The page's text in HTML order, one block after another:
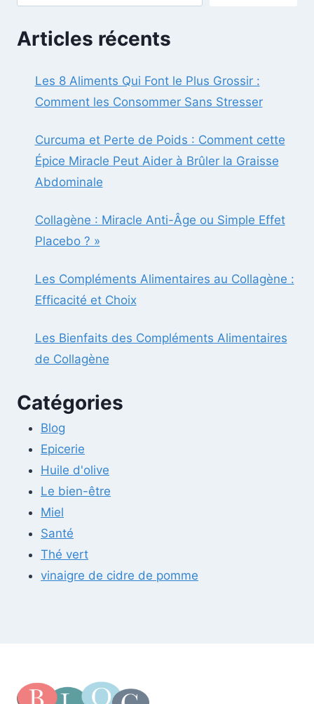
UN
CŒUR
Articles récents
Les 8 Aliments Qui Font le Plus Grossir :
Comment les Consommer Sans Stresser
Curcuma et Perte de Poids : Comment cette
Épice Miracle Peut Aider à Brûler la Graisse
Abdominale
Collagène : Miracle Anti-Âge ou Simple Effet
Placebo ? »
Les Compléments Alimentaires au Collagène :
Efficacité et Choix
Les Bienfaits des Compléments Alimentaires
de Collagène
Catégories
Blog
Epicerie
Huile d'olive
Le bien-être
Miel
Santé
Thé vert
vinaigre de cidre de pomme